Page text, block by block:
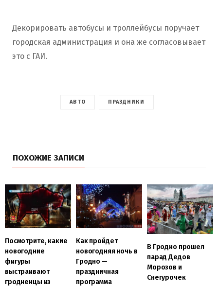
Декорировать автобусы и троллейбусы поручает
городская администрация и она же согласовывает
это с ГАИ.
АВТО ПРАЗДНИКИ
ПОХОЖИЕ ЗАПИСИ
Посмотрите, какие
новогодние
фигуры
выстраивают
гродненцы из
Как пройдет
новогодняя ночь в
Гродно —
праздничная
программа
В Гродно прошел
парад Дедов
Морозов и
Снегурочек